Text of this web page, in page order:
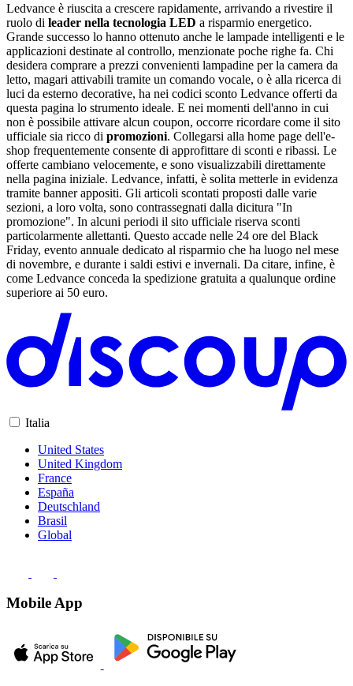
Ledvance è riuscita a crescere rapidamente, arrivando a rivestire il
ruolo di leader nella tecnologia LED a risparmio energetico.
Grande successo lo hanno ottenuto anche le lampade intelligenti e le
applicazioni destinate al controllo, menzionate poche righe fa. Chi
desidera comprare a prezzi convenienti lampadine per la camera da
letto, magari attivabili tramite un comando vocale, o è alla ricerca di
luci da esterno decorative, ha nei codici sconto Ledvance offerti da
questa pagina lo strumento ideale. E nei momenti dell'anno in cui
non è possibile attivare alcun coupon, occorre ricordare come il sito
ufficiale sia ricco di promozioni. Collegarsi alla home page dell'e-
shop frequentemente consente di approfittare di sconti e ribassi. Le
offerte cambiano velocemente, e sono visualizzabili direttamente
nella pagina iniziale. Ledvance, infatti, è solita metterle in evidenza
tramite banner appositi. Gli articoli scontati proposti dalle varie
sezioni, a loro volta, sono contrassegnati dalla dicitura "In
promozione". In alcuni periodi il sito ufficiale riserva sconti
particolarmente allettanti. Questo accade nelle 24 ore del Black
Friday, evento annuale dedicato al risparmio che ha luogo nel mese
di novembre, e durante i saldi estivi e invernali. Da citare, infine, è
come Ledvance conceda la spedizione gratuita a qualunque ordine
superiore ai 50 euro.
Italia
United States
United Kingdom
France
España
Deutschland
Brasil
Global
Mobile App